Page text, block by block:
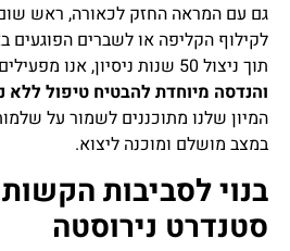
גם עם המראה החזק לכאורה, ראש
לקילוף הקליפה או לשברים הפוגעים
תוך ניצול 50 שנות ניסיון, אנו מפעילים
והנדסה מיוחדת להבטיח טיפול ללא
המיון שלנו מתוכננים לשמור על
במצב מושלם ומוכנה ליצוא.
בנוי לסביבות
סטנדרט נירוסטה